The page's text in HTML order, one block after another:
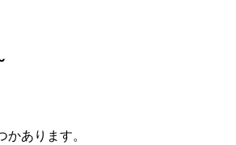
あります。